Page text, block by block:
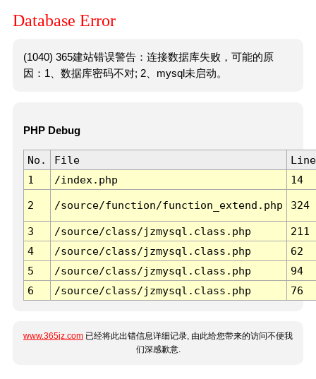
Database Error
(1040) 365建站错误警告：连接数据库失败，可能的原
因：1、数据库密码不对; 2、mysql未启动。
PHP Debug
No. File
Line
1
/index.php 14
2 /source/function/function_extend.php 324
3 /source/class/jzmysql.class.php
211
4
/source/class/jzmysql.class.php
62
5
/source/class/jzmysql.class.php
94
6
/source/class/jzmysql.class.php 76
www.365jz.com 已经将此出错信息详细记录, 由此给您带来的访问不便我
们深感歉意.